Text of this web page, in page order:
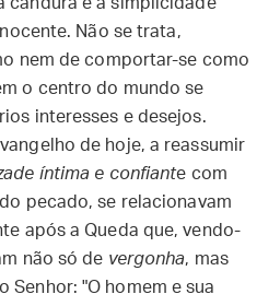
Não se trata,
nem de comportar-se como
o centro do mundo se
interesses e desejos.
de hoje, a reassumir
íntima e confiante com
pecado, se relacionavam
após a Queda que, vendo-
não só de vergonha, mas
Senhor: "O homem e sua